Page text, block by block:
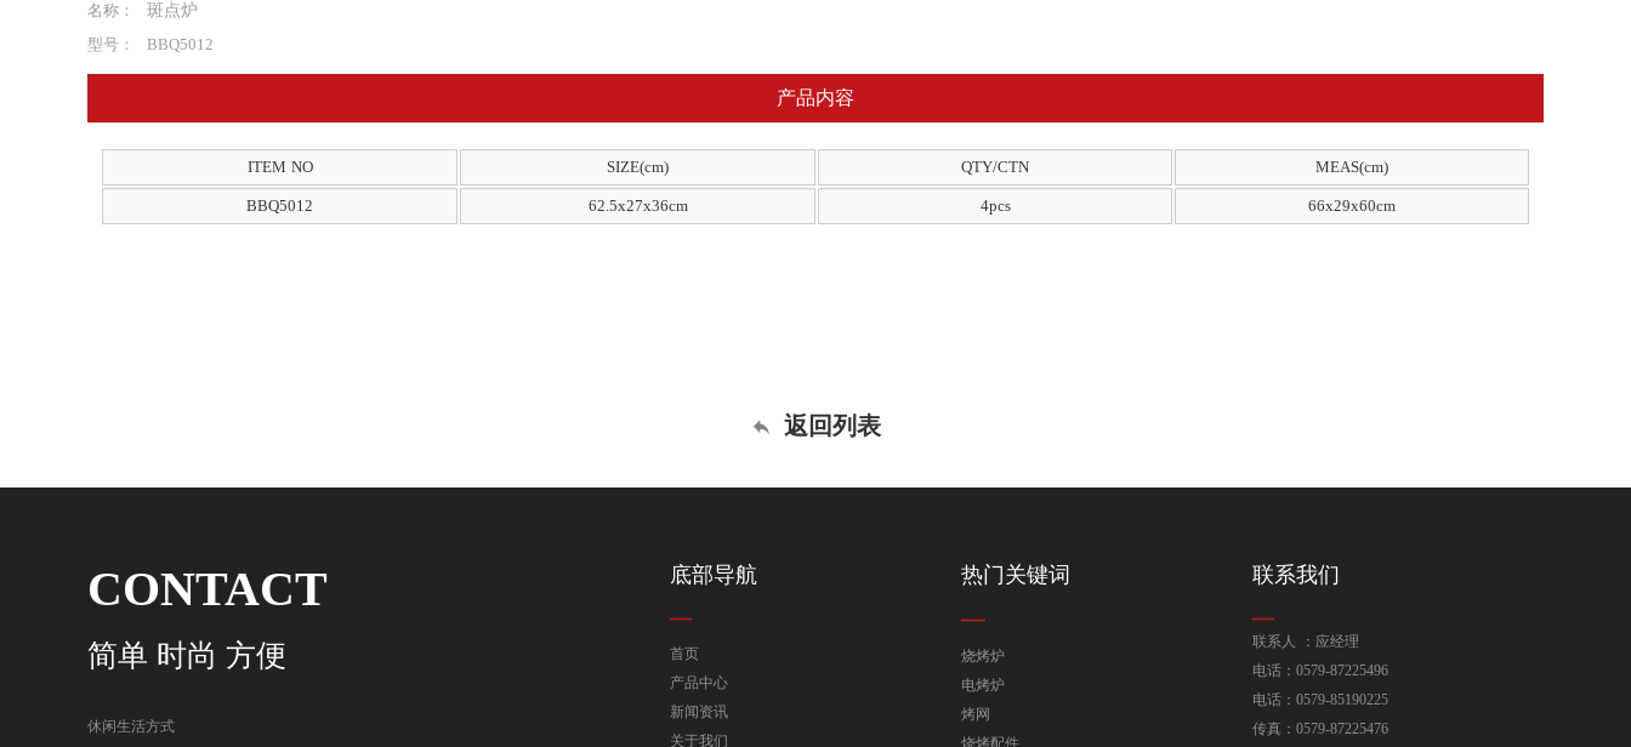
名称：
斑点炉
型号：
BBQ5012
ITEM NO SIZE(cm) QTY/CTN MEAS(cm)
BBQ5012 62.5x27x36cm 4pcs 66x29x60cm
产品内容
返回列表
CONTACT
简单 时尚 方便
休闲生活方式
底部导航
首页
产品中心
新闻资讯
关于我们
热门关键词
烧烤炉
电烤炉
烤网
烧烤配件
联系我们
联系人 ：应经理
电话：0579-87225496
电话：0579-85190225
传真：0579-87225476